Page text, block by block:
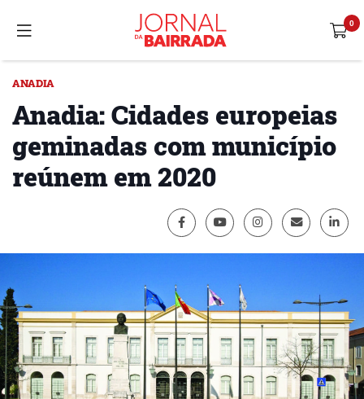
ANADIA
Anadia: Cidades europeias
geminadas com município
reúnem em 2020